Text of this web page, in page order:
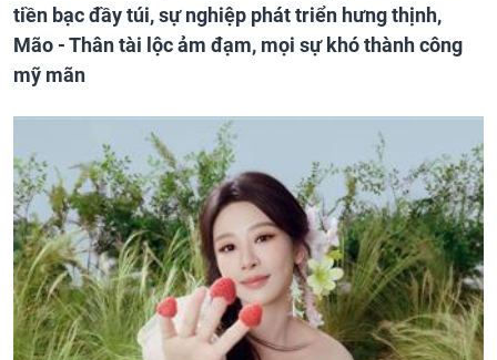
tiền bạc đầy túi, sự nghiệp phát triển hưng thịnh,
Mão - Thân tài lộc ảm đạm, mọi sự khó thành công
mỹ mãn